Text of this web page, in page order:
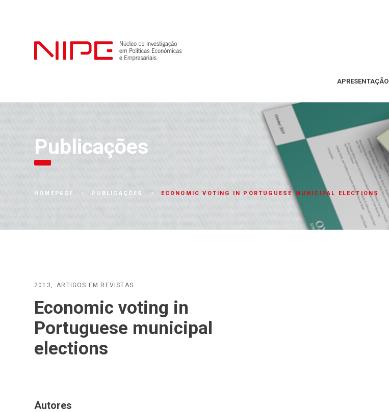
APRESENTAÇÃO
Publicações
HOMEPAGE PUBLICAÇÕES ECONOMIC VOTING IN PORTUGUESE MUNICIPAL ELECTIONS
2013 ARTIGOS EM REVISTAS
Economic voting in
Portuguese municipal
elections
Autores